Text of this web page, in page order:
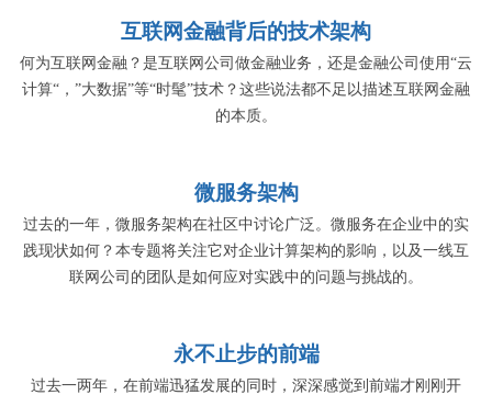
互联网金融背后的技术架构
何为互联网金融？是互联网公司做金融业务，还是金融公司使用“云
计算“，”大数据”等“时髦”技术？这些说法都不足以描述互联网金融
的本质。
微服务架构
过去的一年，微服务架构在社区中讨论广泛。微服务在企业中的实
践现状如何？本专题将关注它对企业计算架构的影响，以及一线互
联网公司的团队是如何应对实践中的问题与挑战的。
永不止步的前端
过去一两年，在前端迅猛发展的同时，深深感觉到前端才刚刚开